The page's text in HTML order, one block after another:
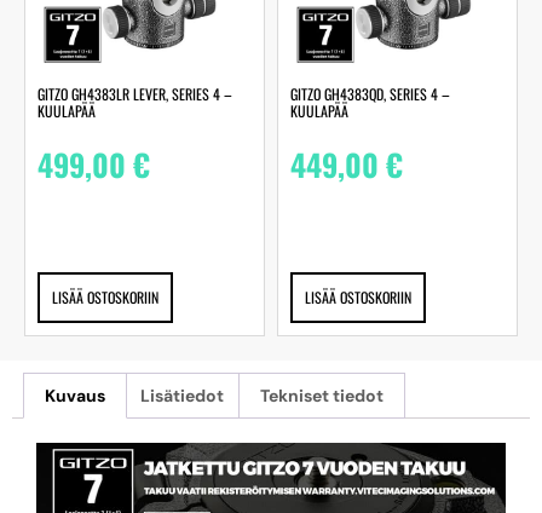
GITZO GH4383LR LEVER, SERIES 4 –
KUULAPÄÄ
499,00€
LISÄÄ OSTOSKORIIN
GITZO GH4383QD, SERIES 4 –
KUULAPÄÄ
449,00€
LISÄÄ OSTOSKORIIN
Kuvaus Lisätiedot Tekniset tiedot